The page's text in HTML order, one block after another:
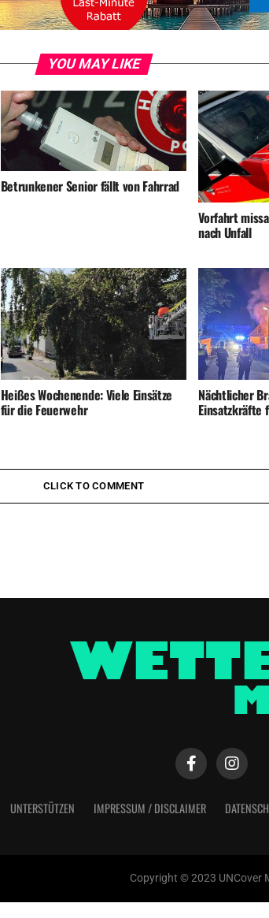
YOU MAY LIKE
Betrunkener Senior fällt von Fahrrad
Vorfahrt
nach Unfall
Heißes Wochenende: Viele Einsätze
für die Feuerwehr
Nächtlicher
Einsatzkräfte
CLICK TO COMMENT
UNTERSTÜTZEN IMPRESSUM / DISCLAIMER
Copyright © 2023 UNCover